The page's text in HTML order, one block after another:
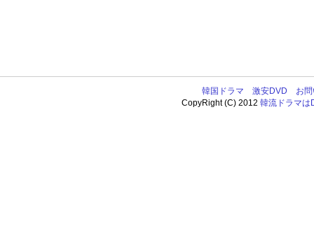
韓国ドラマ 激安DVD
お
CopyRight (C) 2012韓流ドラマは